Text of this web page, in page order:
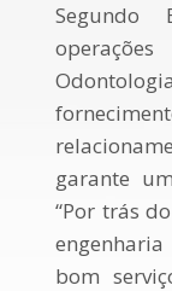
Segundo
garante
“Por trás
bom